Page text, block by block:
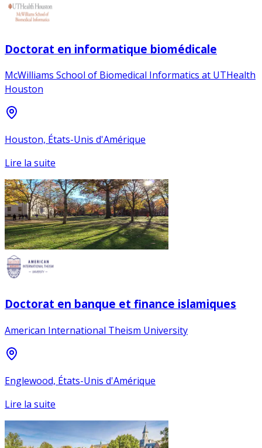
Doctorat en informatique biomédicale
McWilliams School of Biomedical Informatics at UTHealth
Houston
Houston, États-Unis d'Amérique
Lire la suite
Doctorat en banque et finance islamiques
American International Theism University
Englewood, États-Unis d'Amérique
Lire la suite